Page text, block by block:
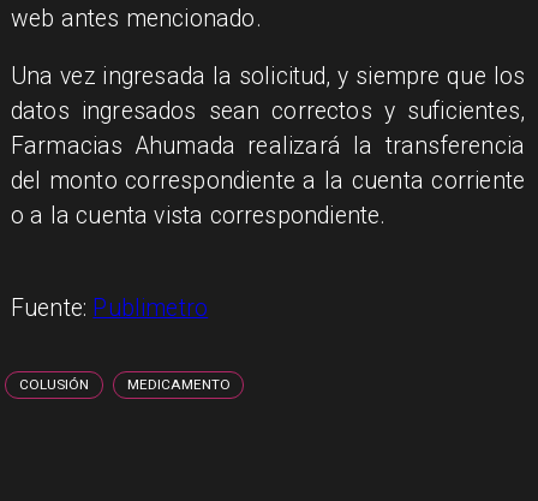
web antes mencionado.
Una vez ingresada la solicitud, y siempre que los
datos ingresados sean correctos y suficientes,
Farmacias Ahumada realizará la transferencia
del monto correspondiente a la cuenta corriente
o a la cuenta vista correspondiente.
Fuente: Publimetro
COLUSIÓN MEDICAMENTO